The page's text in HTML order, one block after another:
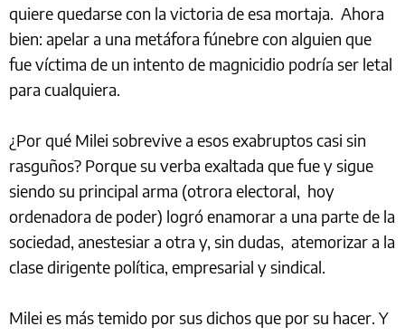
quiere quedarse con la victoria de esa mortaja. Ahora
bien: apelar a una metáfora fúnebre con alguien que
fue víctima de un intento de magnicidio podría ser letal
para cualquiera.
¿Por qué Milei sobrevive a esos exabruptos casi sin
rasguños? Porque su verba exaltada que fue y sigue
siendo su principal arma (otrora electoral, hoy
ordenadora de poder) logró enamorar a una parte de la
sociedad, anestesiar a otra y, sin dudas, atemorizar a la
clase dirigente política, empresarial y sindical.
Milei es más temido por sus dichos que por su hacer. Y